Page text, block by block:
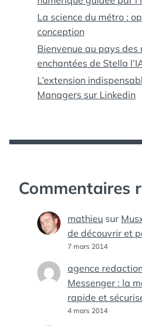
La science du métro :
conception
Bienvenue au pays des
enchantées de Stella
L’extension
Managers sur Linkedin
Commentaires
mathieu sur
de découvrir et
7 mars 2014
agence
Messenger : la
rapide et
4 mars 2014